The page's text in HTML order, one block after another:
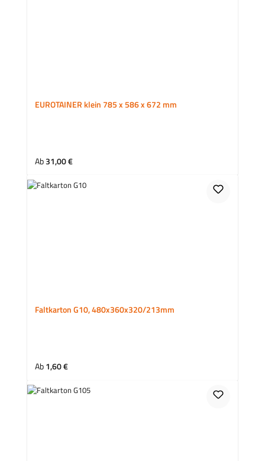
EUROTAINER klein 785 x 586 x 672 mm
Regulärer Preis:
Ab31,00 €
Faltkarton G10, 480x360x320/213mm
Regulärer Preis:
Ab1,60 €